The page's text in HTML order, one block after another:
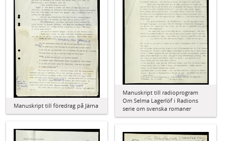
Manuskript till radioprogram
Om Selma Lagerlöf i Radions
serie om svenska romaner
Manuskript till föredrag på Järna